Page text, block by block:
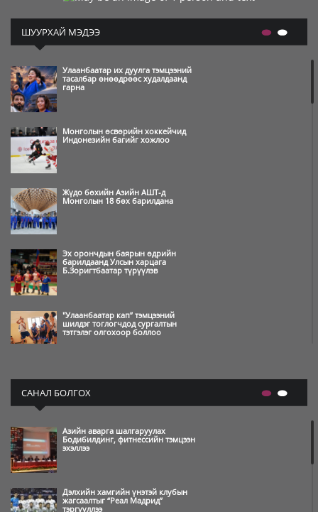
ШУУРХАЙ МЭДЭЭ
Улаанбаатар их дуулга тэмцээний
тасалбар өнөөдрөөс худалдаанд
гарна
Монголын өсвөрийн хоккейчид
Индонезийн багийг хожлоо
Жүдо бөхийн Азийн АШТ-д
Монголын 18 бөх барилдана
Эх орончдын баярын өдрийн
барилдаанд Улсын харцага
Б.Зоригтбаатар түрүүлэв
"Улаанбаатар кап” тэмцээний
шилдэг тоглогчдод сургалтын
тэтгэлэг олгохоор боллоо
өндөрлөлөө
Өвлийн олимпын нээлт бямба
гарагийн шөнө болно
Монгол Улсын баг Heyball-ын
багийн дэлхийн цомд түрүүлжээ
САНАЛ БОЛГОХ
Азийн аварга шалгаруулах
Бодибилдинг, фитнессийн тэмцээн
эхэллээ
Дэлхийн хамгийн үнэтэй клубын
жагсаалтыг “Реал Мадрид”
тэргүүллээ